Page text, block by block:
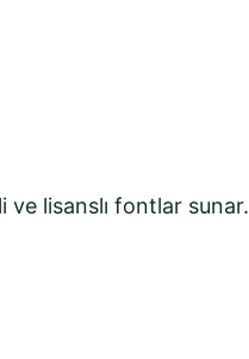
lisanslı fontlar sunar.